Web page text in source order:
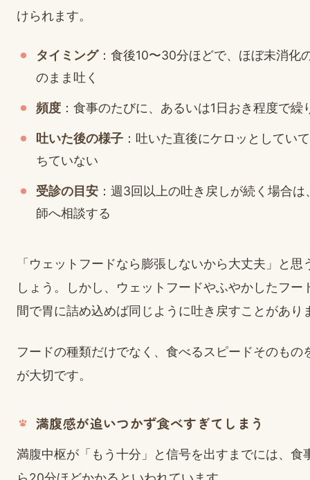
けられます。
タイミング：食後10〜30分ほどで、ほぼ未消化
のまま吐く
頻度 ：食事のたびに、あるいは1日おき程度で繰
吐いた後の様子 ：吐いた直後にケロッとしてい
ちていない
受診の目安 ：週3回以上の吐き戻しが続く場合
師へ相談する
「ウェットフードなら膨張しないから大丈夫」と思
しょう。しかし、ウェットフードやふやかしたフー
間で胃に詰め込めば同じように吐き戻すことがあり
フードの種類だけでなく、食べるスピードそのもの
が大切です。
満腹感が追いつかず食べすぎてしまう
満腹中枢が「もう十分」と信号を出すまでには、食